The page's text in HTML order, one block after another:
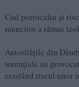
Cod portocaliu și
muncitor a rămas
Autoritățile din
torențiale au
existând riscul unor